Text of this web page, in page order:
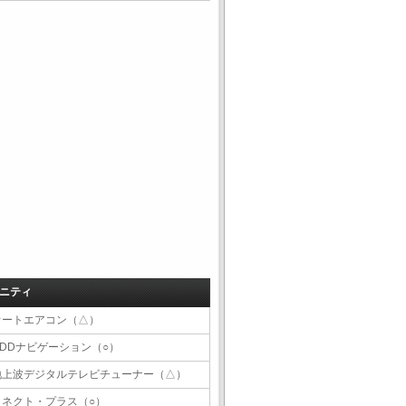
ティ
トエアコン（△）
ナビゲーション（○）
波デジタルテレビチューナー（△）
クト・プラス（○）